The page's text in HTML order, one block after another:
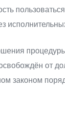
от
законом